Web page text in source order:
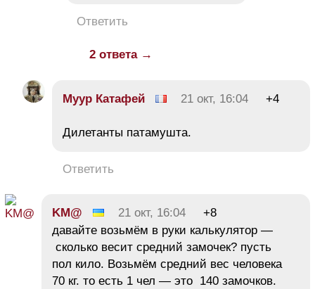
Ответить
2 ответа →
Муур Катафей 21 окт, 16:04 +4
Дилетанты патамушта.
Ответить
KM@ 21 окт, 16:04
+8
давайте возьмём в руки калькулятор —
сколько весит средний замочек? пусть
пол кило. Возьмём средний вес человека
70 кг. то есть 1 чел — это 140 замочков.